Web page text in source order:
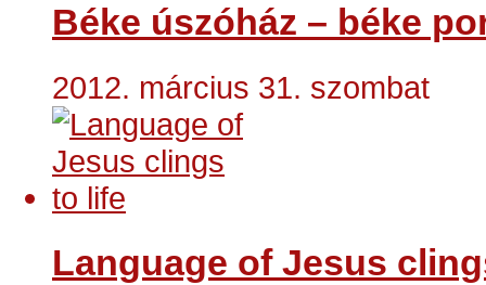
Béke úszóház – béke
2012. március 31. szombat
Language of Jesus